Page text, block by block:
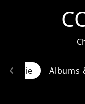
Albums
chevron_left